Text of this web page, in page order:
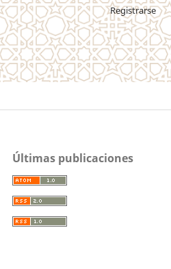
Registrarse
Últimas publicaciones